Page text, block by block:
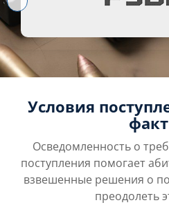
Условия
Осведомленность о
поступления помогает
взвешенные решения о
преодолеть